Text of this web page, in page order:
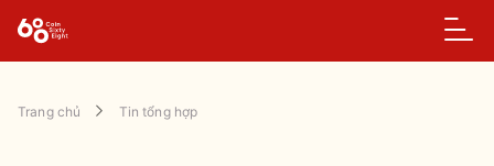
Trang chủ Tin tổng hợp